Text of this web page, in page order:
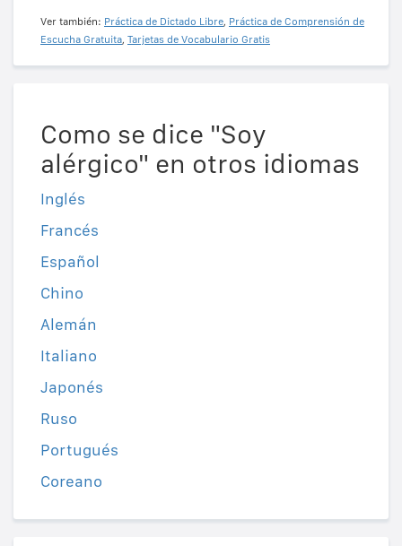
Ver también: Práctica de Dictado Libre, Práctica de Comprensión de
Escucha Gratuita, Tarjetas de Vocabulario Gratis
Como se dice "Soy
alérgico" en otros idiomas
Inglés
Francés
Español
Chino
Alemán
Italiano
Japonés
Ruso
Portugués
Coreano